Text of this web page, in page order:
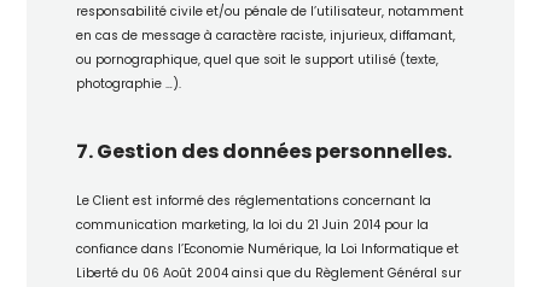
responsabilité civile et/ou pénale de l’utilisateur, notamment
en cas de message à caractère raciste, injurieux, diffamant,
ou pornographique, quel que soit le support utilisé (texte,
photographie …).
7. Gestion des données personnelles.
Le Client est informé des réglementations concernant la
communication marketing, la loi du 21 Juin 2014 pour la
confiance dans l’Economie Numérique, la Loi Informatique et
Liberté du 06 Août 2004 ainsi que du Règlement Général sur